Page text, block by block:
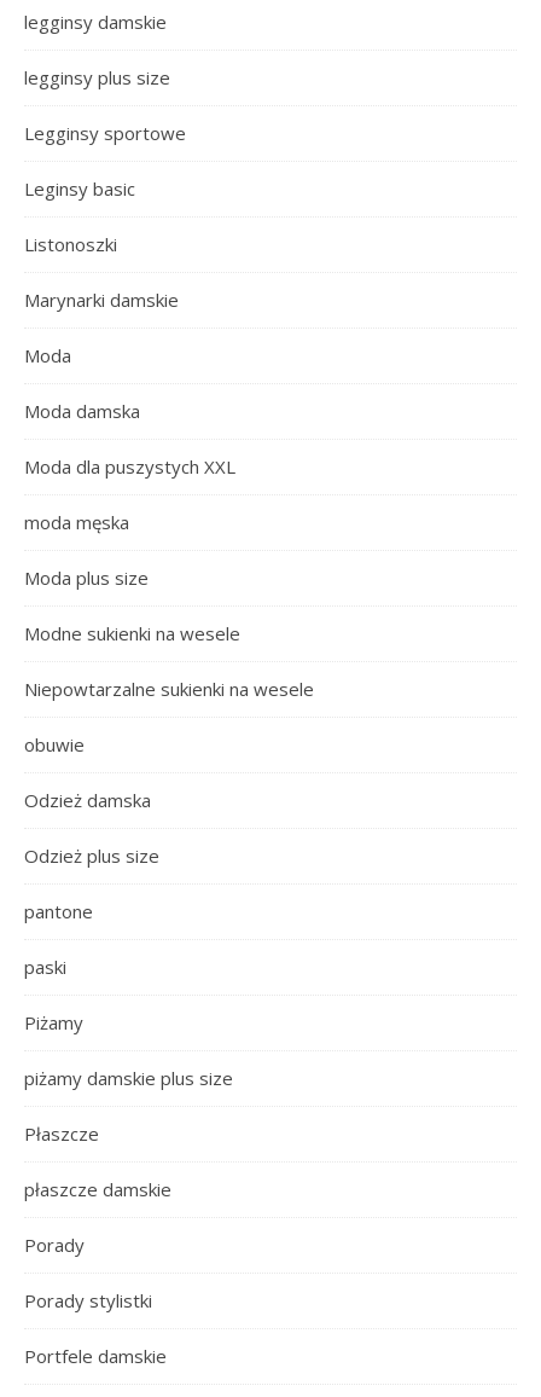
legginsy damskie
legginsy plus size
Legginsy sportowe
Leginsy basic
Listonoszki
Marynarki damskie
Moda
Moda damska
Moda dla puszystych XXL
moda męska
Moda plus size
Modne sukienki na wesele
Niepowtarzalne sukienki na wesele
obuwie
Odzież damska
Odzież plus size
pantone
paski
Piżamy
piżamy damskie plus size
Płaszcze
płaszcze damskie
Porady
Porady stylistki
Portfele damskie